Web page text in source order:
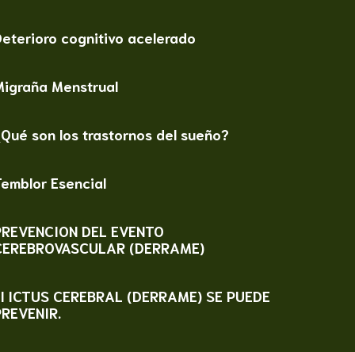
cognitivo acelerado
Menstrual
son los trastornos del sueño?
Esencial
DEL EVENTO
(DERRAME)
ICTUS CEREBRAL (DERRAME) SE PUEDE